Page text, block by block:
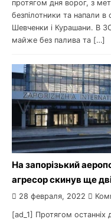
протягом дня ворог, з
безпілотники та напали
Шевченки і Курашани. В
майже без палива та […]
На запорізький
агресор скинув ще
28 февраля, 2022
[ad_1] Протягом останніх